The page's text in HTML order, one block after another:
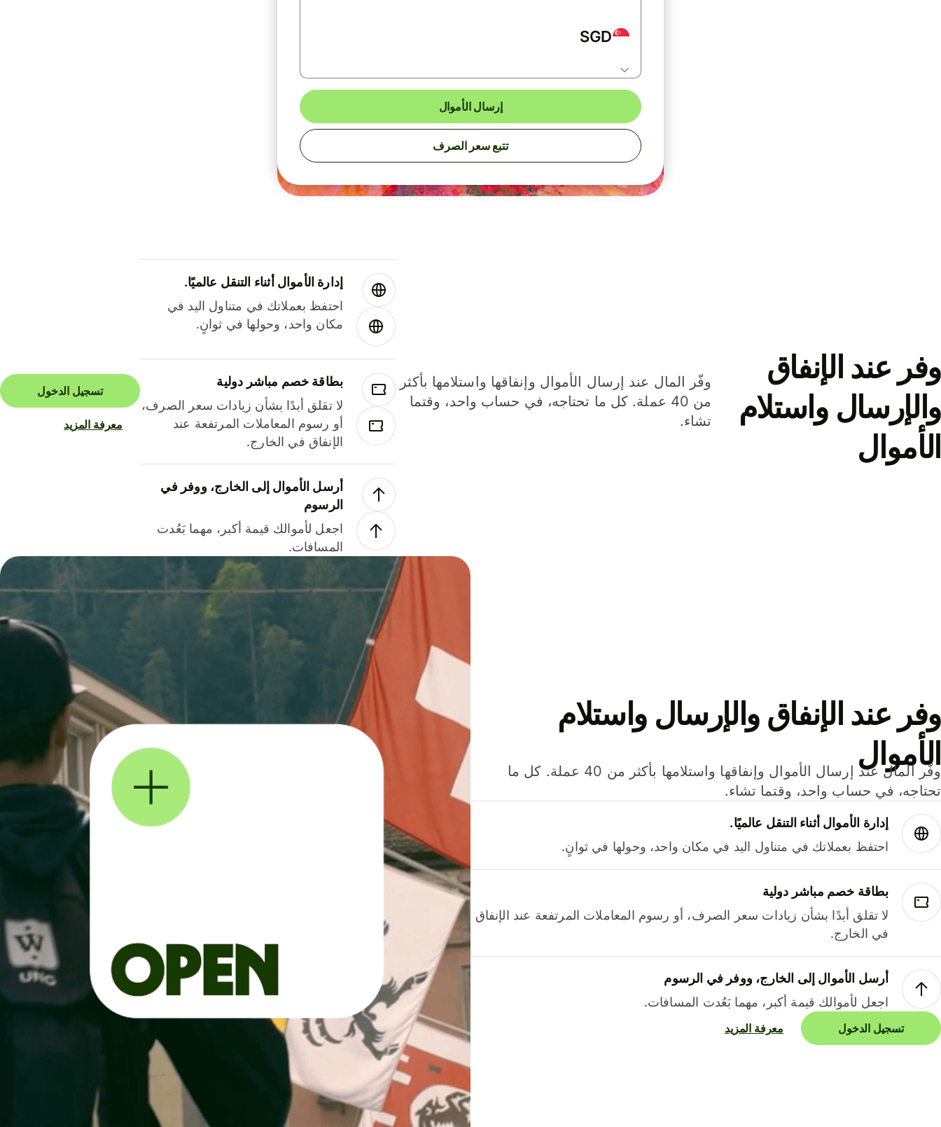
SGD
إرسال الأموال
تتبع سعر الصرف
وفر عند الإنفاق
والإرسال واستلام
الأموال
وفّر المال عند إرسال الأموال وإنفاقها واستلامها بأكثر
من 40 عملة. كل ما تحتاجه، في حساب واحد، وقتما
تشاء.
إدارة الأموال أثناء التنقل عالميًا.
احتفظ بعملاتك في متناول اليد في
مكان واحد، وحولها في ثوانٍ.
بطاقة خصم مباشر دولية
لا تقلق أبدًا بشأن زيادات سعر الصرف،
أو رسوم المعاملات المرتفعة عند
الإنفاق في الخارج.
أرسل الأموال إلى الخارج، ووفر في
الرسوم
اجعل لأموالك قيمة أكبر، مهما بَعُدت
المسافات.
تسجيل الدخول
معرفة المزيد
وفر عند الإنفاق والإرسال واستلام
الأموال
وفّر المال عند إرسال الأموال وإنفاقها واستلامها بأكثر من 40 عملة. كل ما
تحتاجه، في حساب واحد، وقتما تشاء.
إدارة الأموال أثناء التنقل عالميًا.
احتفظ بعملاتك في متناول اليد في مكان واحد، وحولها في ثوانٍ.
بطاقة خصم مباشر دولية
لا تقلق أبدًا بشأن زيادات سعر الصرف، أو رسوم المعاملات المرتفعة عند الإنفاق
في الخارج.
أرسل الأموال إلى الخارج، ووفر في الرسوم
اجعل لأموالك قيمة أكبر، مهما بَعُدت المسافات.
تسجيل الدخول معرفة المزيد